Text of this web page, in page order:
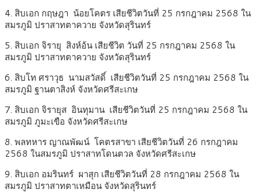
4. สิบเอก กฤษฎา น้อยโคตร เสียชีวิตวันที่ 25 กรกฎาคม 2568 ใน
สมรภูมิ ปราสาทตาควาย จังหวัดสุรินทร์
5. สิบเอก จิรายุ สิงห์อ้น เสียชีวิต วันที่ 25 กรกฎาคม 2568 ใน
สมรภูมิ ปราสาทตาควาย จังหวัดสุรินทร์
6. สิบโท ศราวุธ นามสวัสดิ์ เสียชีวิตวันที่ 25 กรกฎาคม 2568 ใน
สมรภูมิ ฐานตาสิงห์ จังหวัดศรีสะเกษ
7. สิบเอก จิรายุส อินทุมาน เสียชีวิตวันที่ 25 กรกฎาคม 2568 ใน
สมรภูมิ ภูมะเขือ จังหวัดศรีสะเกษ
8. พลทหาร ญาณพัฒน์ โคตรสาขา เสียชีวิตวันที่ 26 กรกฎาคม
2568 ในสมรภูมิ ปราสาทโดนตวล จังหวัดศรีสะเกษ
9. สิบเอก อมรินทร์ ผาสุก เสียชีวิตวันที่ 28 กรกฎาคม 2568 ใน
สมรภูมิ ปราสาทตาเหมือน จังหวัดสุรินทร์